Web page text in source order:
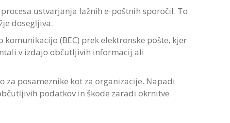
ustvarjanja lažnih e-poštnih sporočil. To
dosegljiva.
(BEC) prek elektronske pošte, kjer
v izdajo občutljivih informacij ali
posameznike kot za organizacije. Napadi
podatkov in škode zaradi okrnitve